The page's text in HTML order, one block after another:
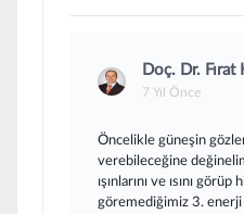
Doç. Dr.
7 Yıl Önce
Öncelikle güneşin
verebileceğine
ışınlarını ve ısını
göremediğimiz 3.